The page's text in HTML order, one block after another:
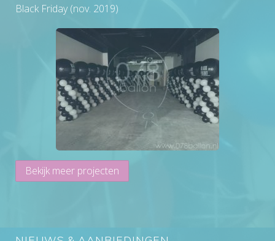
Black Friday (nov. 2019)
Bekijk meer projecten